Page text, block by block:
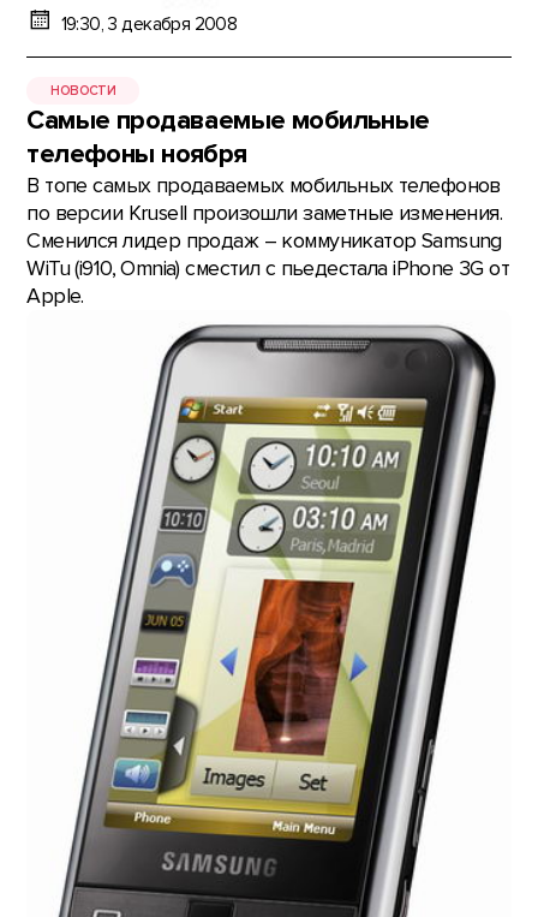
19:30, 3 декабря 2008
НОВОСТИ
Самые продаваемые мобильные
телефоны ноября
В топе самых продаваемых мобильных телефонов
по версии Krusell произошли заметные изменения.
Сменился лидер продаж – коммуникатор Samsung
WiTu (i910, Omnia) сместил с пьедестала iPhone 3G от
Apple.